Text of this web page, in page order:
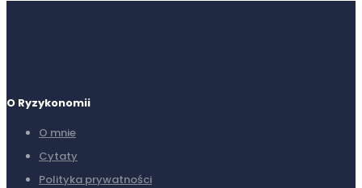
O Ryzykonomii
O mnie
Cytaty
Polityka prywatności